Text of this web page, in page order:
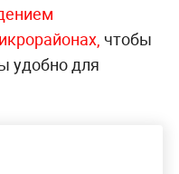
чтобы
удобно для